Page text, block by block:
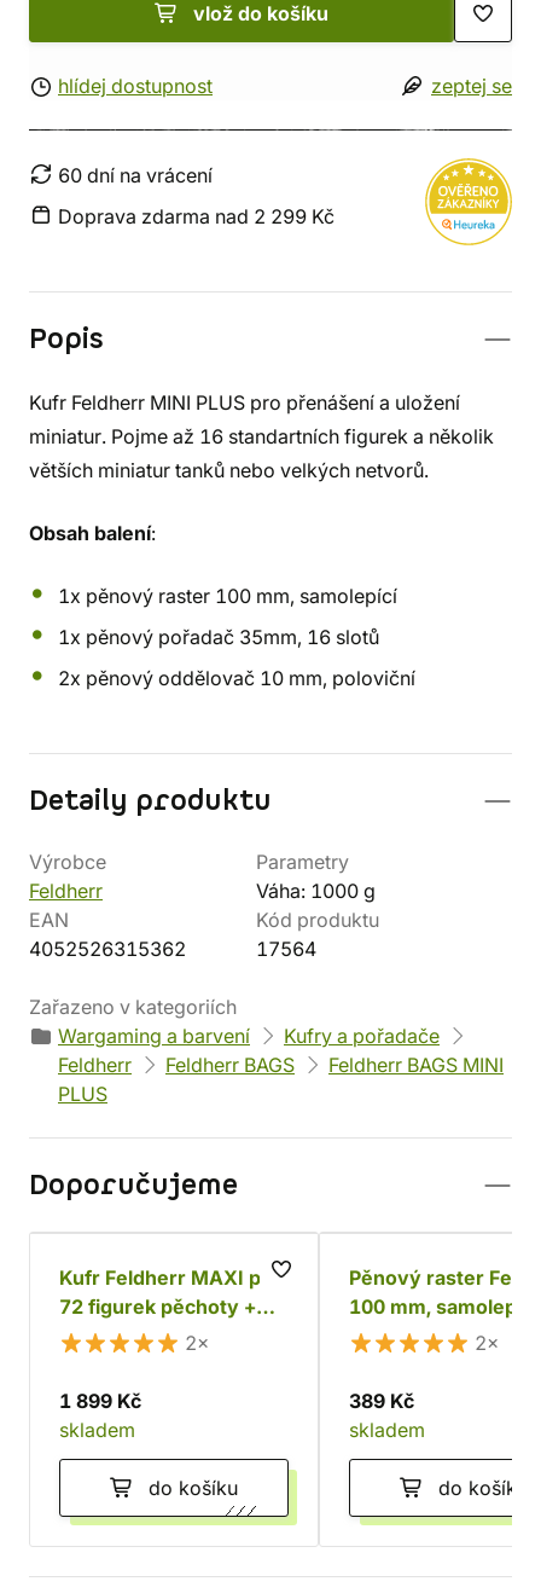
vlož do košíku
hlídej dostupnost zeptej se
60 dní na vrácení
Doprava zdarma nad 2 299 Kč
Popis
Kufr Feldherr MINI PLUS pro přenášení a uložení
miniatur. Pojme až 16 standartních figurek a několik
větších miniatur tanků nebo velkých netvorů.
Obsah balení:
1x pěnový raster 100 mm, samolepící
1x pěnový pořadač 35mm, 16 slotů
2x pěnový oddělovač 10 mm, poloviční
Detaily produktu
Výrobce
Feldherr
Parametry
Váha: 1000 g
EAN
4052526315362
Kód produktu
17564
Zařazeno v kategoriích
Wargaming a barvení
Kufry a pořadače
Feldherr
Feldherr BAGS
Feldherr BAGS MINI
PLUS
Doporučujeme
Kufr Feldherr MAXI pro
72 figurek pěchoty +
tanky a monstra
2×
1 899 Kč
skladem
do košíku
Pěnový raster
100 mm, samolepící
2×
389 Kč
skladem
do košíku